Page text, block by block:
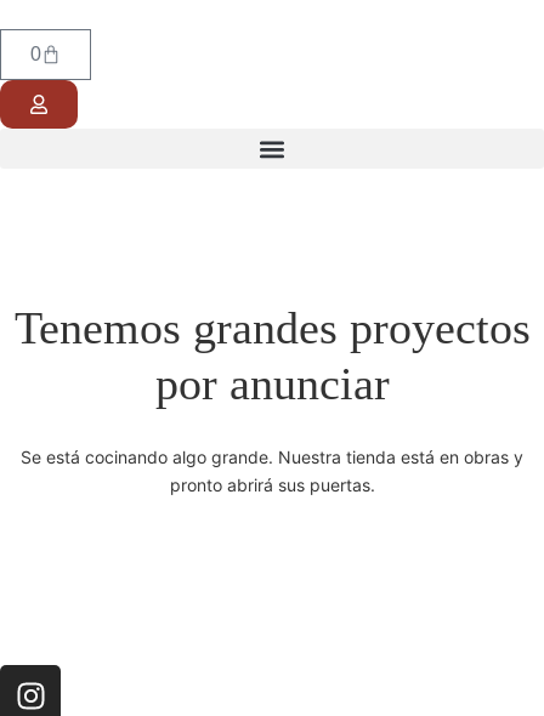
0
Tenemos grandes proyectos
por anunciar
Se está cocinando algo grande. Nuestra tienda está en obras y
pronto abrirá sus puertas.